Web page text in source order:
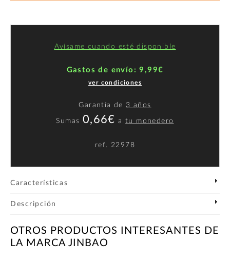
Avísame cuando esté disponible
Gastos de envío: 9,99€
ver condiciones
Garantía de 3 años
Sumas 0,66€ atu monedero
ref. 22978
Características
Descripción
OTROS PRODUCTOS INTERESANTES DE
LA MARCA JINBAO